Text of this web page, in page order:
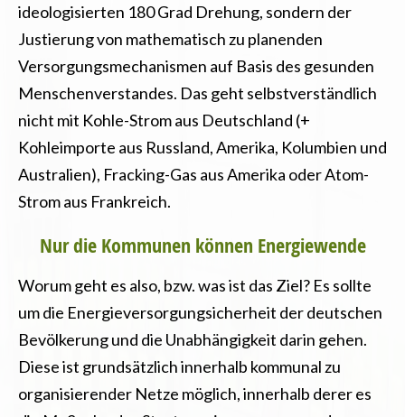
ideologisierten 180 Grad Drehung, sondern der
Justierung von mathematisch zu planenden
Versorgungsmechanismen auf Basis des gesunden
Menschenverstandes. Das geht selbstverständlich
nicht mit Kohle-Strom aus Deutschland (+
Kohleimporte aus Russland, Amerika, Kolumbien und
Australien), Fracking-Gas aus Amerika oder Atom-
Strom aus Frankreich.
Nur die Kommunen können Energiewende
Worum geht es also, bzw. was ist das Ziel? Es sollte
um die Energieversorgungsicherheit der deutschen
Bevölkerung und die Unabhängigkeit darin gehen.
Diese ist grundsätzlich innerhalb kommunal zu
organisierender Netze möglich, innerhalb derer es